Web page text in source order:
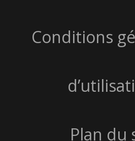
Conditions
Plan du